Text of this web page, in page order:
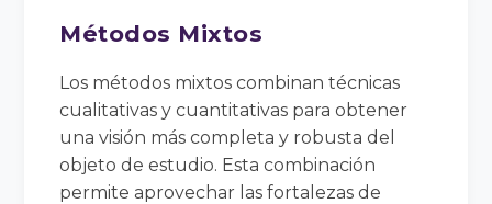
Métodos Mixtos
Los métodos mixtos combinan técnicas
cualitativas y cuantitativas para obtener
una visión más completa y robusta del
objeto de estudio. Esta combinación
permite aprovechar las fortalezas de